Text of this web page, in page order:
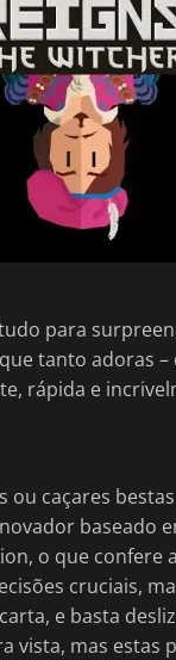
para
tanto adoras
rápida e
caçares
baseado
o que confere
cruciais,
e basta
vista, mas estas